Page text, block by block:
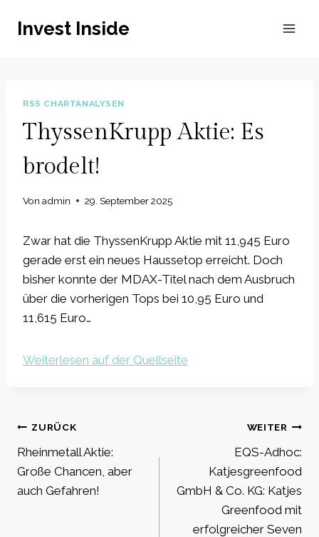
InhaltInvest Inside
RSS CHARTANALYSEN
ThyssenKrupp Aktie: Es
brodelt!
Von admin 29. September 2025
Zwar hat die ThyssenKrupp Aktie mit 11,945 Euro
gerade erst ein neues Haussetop erreicht. Doch
bisher konnte der MDAX-Titel nach dem Ausbruch
über die vorherigen Tops bei 10,95 Euro und
11,615 Euro…
Weiterlesen auf der Quellseite
Beitragsnavigation
ZURÜCK
Rheinmetall Aktie:
Große Chancen, aber
auch Gefahren!
WEITER
EQS-Adhoc:
Katjesgreenfood
GmbH & Co. KG: Katjes
Greenfood mit
erfolgreicher Seven